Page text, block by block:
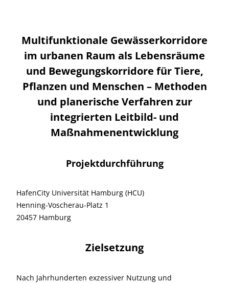
Multifunktionale Gewässerkorridore
im urbanen Raum als Lebensräume
und Bewegungskorridore für Tiere,
Pflanzen und Menschen – Methoden
und planerische Verfahren zur
integrierten Leitbild- und
Maßnahmenentwicklung
Projektdurchführung
HafenCity Universität Hamburg (HCU)
Henning-Voscherau-Platz 1
20457 Hamburg
Zielsetzung
Nach Jahrhunderten exzessiver Nutzung und